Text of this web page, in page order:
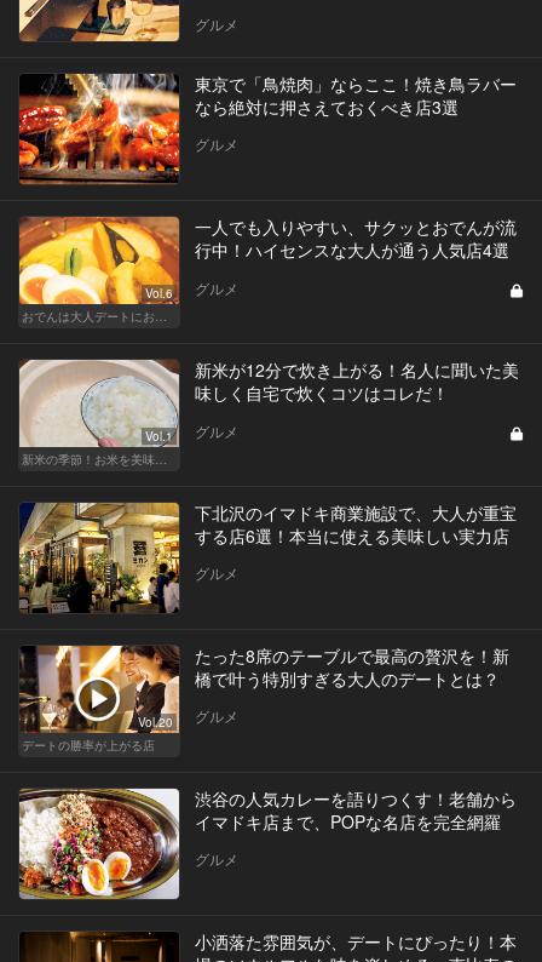
グルメ
東京で「鳥焼肉」ならここ！焼き鳥ラバー
なら絶対に押さえておくべき店3選
グルメ
Vol.6
おでんは大人デートにおすすめ！ふたりで温まろう
一人でも入りやすい、サクッとおでんが流
行中！ハイセンスな大人が通う人気店4選
グルメ
Vol.1
新米が12分で炊き上がる！名人に聞いた美
味しく自宅で炊くコツはコレだ！
グルメ
下北沢のイマドキ商業施設で、大人が重宝
する店6選！本当に使える美味しい実力店
グルメ
Vol.20
デートの勝率が上がる店
たった8席のテーブルで最高の贅沢を！新
橋で叶う特別すぎる大人のデートとは？
グルメ
渋谷の人気カレーを語りつくす！老舗から
イマドキ店まで、POPな名店を完全網羅
グルメ
小洒落た雰囲気が、デートにぴったり！本